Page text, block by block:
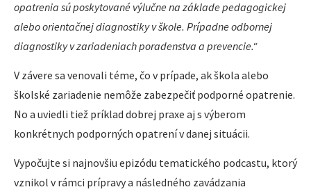
opatrenia sú poskytované výlučne na základe pedagogickej
alebo orientačnej diagnostiky v škole. Prípadne odbornej
diagnostiky v zariadeniach poradenstva a prevencie.“
V závere sa venovali téme, čo v prípade, ak škola alebo
školské zariadenie nemôže zabezpečiť podporné opatrenie.
No a uviedli tiež príklad dobrej praxe aj s výberom
konkrétnych podporných opatrení v danej situácii.
Vypočujte si najnovšiu epizódu tematického podcastu, ktorý
vznikol v rámci prípravy a následného zavádzania